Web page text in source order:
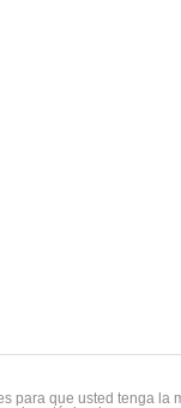
para que usted tenga la